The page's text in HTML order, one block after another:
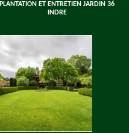
PLANTATION ET ENTRETIEN JARDIN 36
INDRE